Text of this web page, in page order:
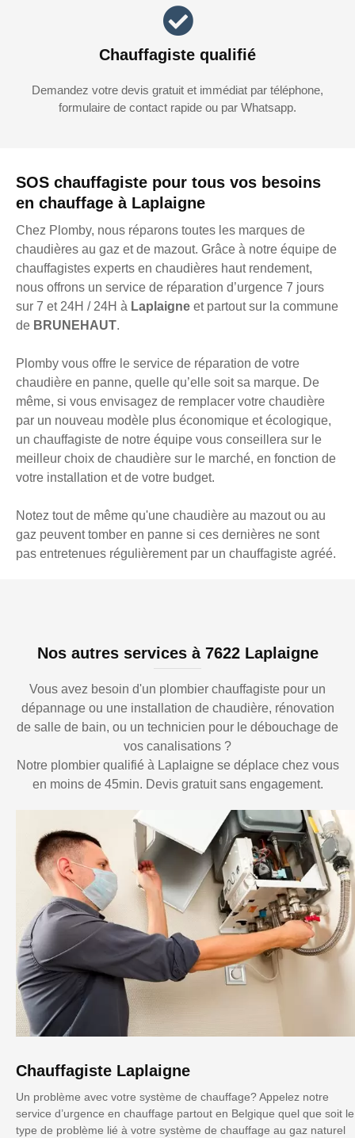
SOS chauffagiste pour tous vos besoins
en chauffage à Laplaigne
Chez Plomby, nous réparons toutes les marques de
chaudières au gaz et de mazout. Grâce à notre équipe de
chauffagistes experts en chaudières haut rendement,
nous offrons un service de réparation d’urgence 7 jours
sur 7 et 24H / 24H à Laplaigne et partout sur la commune
de BRUNEHAUT.
Plomby vous offre le service de réparation de votre
chaudière en panne, quelle qu’elle soit sa marque. De
même, si vous envisagez de remplacer votre chaudière
par un nouveau modèle plus économique et écologique,
un chauffagiste de notre équipe vous conseillera sur le
meilleur choix de chaudière sur le marché, en fonction de
votre installation et de votre budget.
Notez tout de même qu'une chaudière au mazout ou au
gaz peuvent tomber en panne si ces dernières ne sont
pas entretenues régulièrement par un chauffagiste agréé.
Chauffagiste qualifié
Demandez votre devis gratuit et immédiat par téléphone,
formulaire de contact rapide ou par Whatsapp.
Nos autres services à 7622 Laplaigne
Vous avez besoin d'un plombier chauffagiste pour un
dépannage ou une installation de chaudière, rénovation
de salle de bain, ou un technicien pour le débouchage de
vos canalisations ?
Notre plombier qualifié à Laplaigne se déplace chez vous
en moins de 45min. Devis gratuit sans engagement.
Chauffagiste Laplaigne
Un problème avec votre système de chauffage? Appelez notre
service d’urgence en chauffage partout en Belgique quel que soit le
type de problème lié à votre système de chauffage au gaz naturel